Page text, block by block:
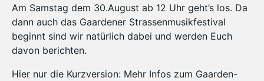
Am Samstag dem 30.August ab 12 Uhr geht’s los. Da
dann auch das Gaardener Strassenmusikfestival
beginnt sind wir natürlich dabei und werden Euch
davon berichten.
Hier nur die Kurzversion: Mehr Infos zum Gaarden-